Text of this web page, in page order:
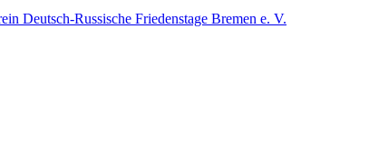
Deutsch-Russische Friedenstage Bremen e. V.